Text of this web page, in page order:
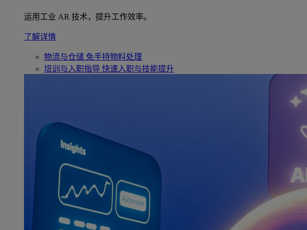
运用工业 AR 技术，提升工作效率。
了解详情
物流与仓储 免手持物料处理
培训与入职指导 快速入职与技能提升